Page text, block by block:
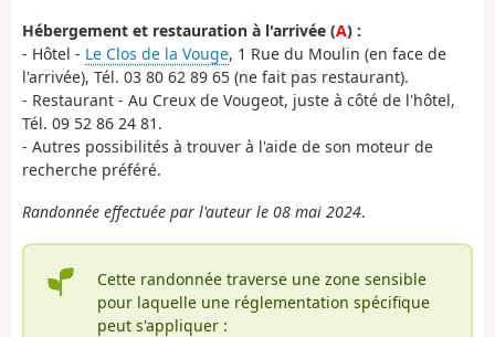
Hébergement et restauration à l'arrivée (A) :
- Hôtel - Le Clos de la Vouge, 1 Rue du Moulin (en face de
l'arrivée), Tél. 03 80 62 89 65 (ne fait pas restaurant).
- Restaurant - Au Creux de Vougeot, juste à côté de l'hôtel,
Tél. 09 52 86 24 81.
- Autres possibilités à trouver à l'aide de son moteur de
recherche préféré.
Randonnée effectuée par l'auteur le 08 mai 2024.
Cette randonnée traverse une zone sensible
pour laquelle une réglementation spécifique
peut s'appliquer :